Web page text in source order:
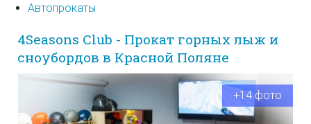
Автопрокаты
4Seasons Club - Прокат горных лыж и
сноубордов в Красной Поляне
+14 фото